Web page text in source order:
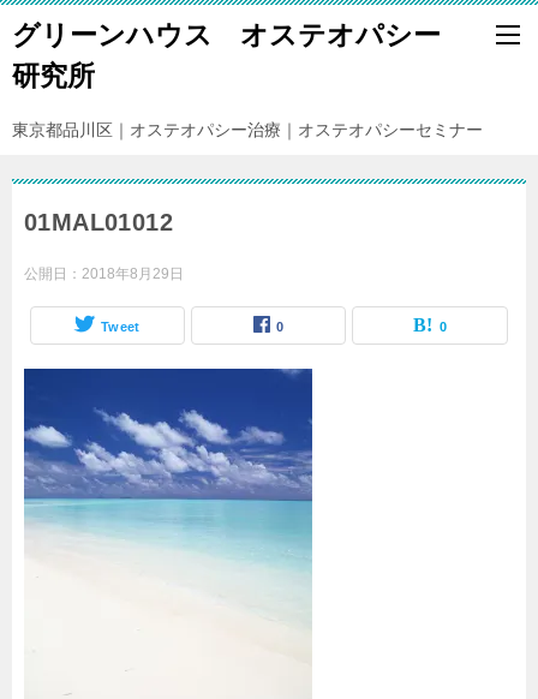
グリーンハウス オステオパシー
研究所
東京都品川区｜オステオパシー治療｜オステオパシーセミナー
01MAL01012
公開日： 2018年8月29日
Tweet 0 0